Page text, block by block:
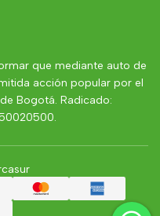
que mediante auto de
acción popular por el
Bogotá. Radicado: